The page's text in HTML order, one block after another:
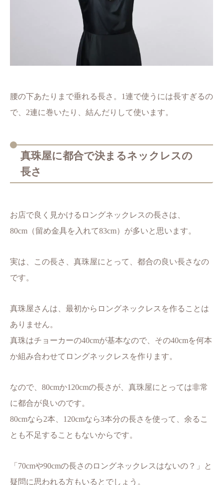
腰の下あたりまで垂れる長さ。1連で使うには長すぎるの
で、2連に巻いたり、結んだりして使います。
真珠屋に都合で決まるネックレスの
長さ
お店で良く見かけるロングネックレスの長さは、
80cm（留め金具を入れて83cm）が多いと思います。
実は、この長さ、真珠屋にとって、都合の良い長さなの
です。
真珠屋さんは、最初からロングネックレスを作ることは
ありません。
真珠はチョーカーの40cmが基本なので、その40cmを何本
か組み合わせてロングネックレスを作ります。
なので、80cmか120cmの長さが、真珠屋にとっては非常
に都合が良いのです。
80cmなら2本、120cmなら3本分の長さを使って、余るこ
とも不足することもないからです。
「70cmや90cmの長さのロングネックレスはないの？」と
疑問に思われる方もいるとでしょう。